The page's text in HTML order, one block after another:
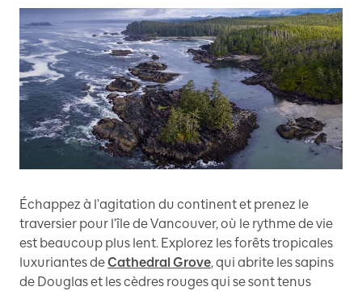
Échappez à l'agitation du continent et prenez le
traversier pour l'île de Vancouver, où le rythme de vie
est beaucoup plus lent. Explorez les forêts tropicales
luxuriantes deCathedral Grove, qui abrite les sapins
de Douglas et les cèdres rouges qui se sont tenus